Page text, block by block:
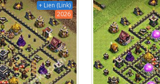
+ Lien (Link)
2026